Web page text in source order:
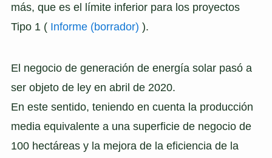
más, que es el límite inferior para los proyectos
Tipo 1 ( Informe (borrador) ).
El negocio de generación de energía solar pasó a
ser objeto de ley en abril de 2020.
En este sentido, teniendo en cuenta la producción
media equivalente a una superficie de negocio de
100 hectáreas y la mejora de la eficiencia de la